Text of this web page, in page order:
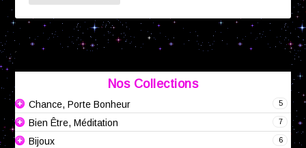
Nos Collections
5
Chance, Porte Bonheur
7
Bien Être, Méditation
6
Bijoux